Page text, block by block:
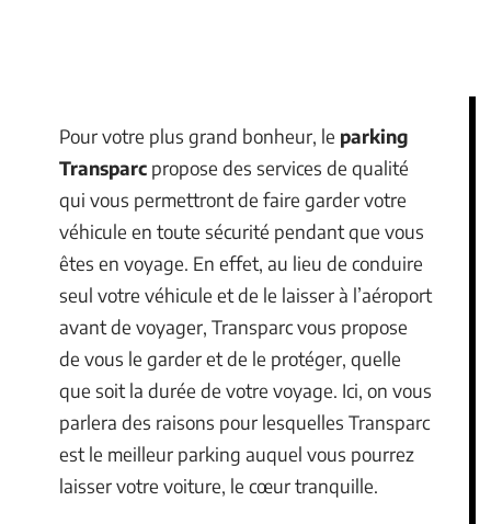
Pour votre plus grand bonheur, le parking
Transparc propose des services de qualité
qui vous permettront de faire garder votre
véhicule en toute sécurité pendant que vous
êtes en voyage. En effet, au lieu de conduire
seul votre véhicule et de le laisser à l’aéroport
avant de voyager, Transparc vous propose
de vous le garder et de le protéger, quelle
que soit la durée de votre voyage. Ici, on vous
parlera des raisons pour lesquelles Transparc
est le meilleur parking auquel vous pourrez
laisser votre voiture, le cœur tranquille.